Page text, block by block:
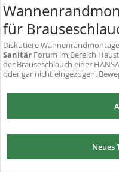
für
Diskutiere
Sanitär Forum im Bereich
der Brauseschlauch einer
oder gar nicht eingezogen.
Neues